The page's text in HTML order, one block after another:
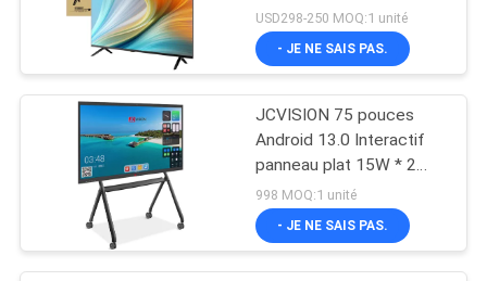
CONTACTER
ACTUALITÉS
AFFAIRES
Tableau blanc
interactif intelligent
49
intelligent 4k OEM
Android WIFI
USD298-250 MOQ:1 unité
- JE NE SAIS PAS.
JCVISION 75 pouces
Android 13.0 Interactif
panneau plat 15W * 2
rétroéclairage LED
stéréo
998 MOQ:1 unité
- JE NE SAIS PAS.